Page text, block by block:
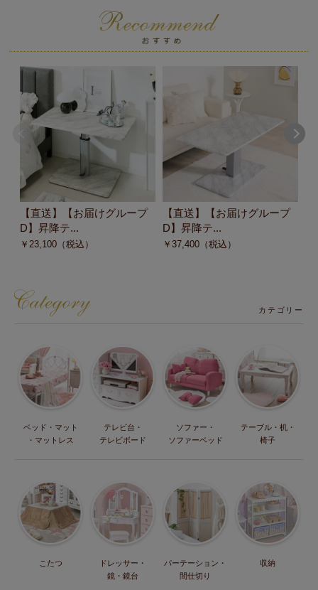
【直送】【お届けグループ
D】昇降テ...
￥ 23,100 （税込）
【直送】【お届けグループ
D】昇降テ...
￥37,400 （税込）
カテゴリー
ベッド・マット
・マットレス
テレビ台・
テレビボード
ソファー・
ソファーベッド
テーブル・机・
椅子
こたつ
ドレッサー・
鏡・鏡台
パーテーション・
間仕切り
収納